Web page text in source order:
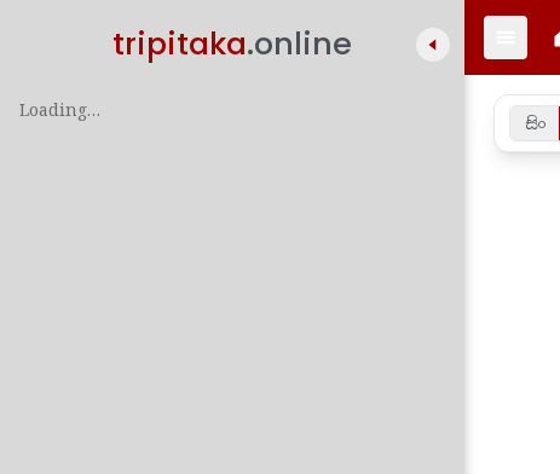
tripitaka.online
Loading…
සිං